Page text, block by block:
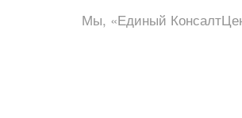
Мы, «Единый